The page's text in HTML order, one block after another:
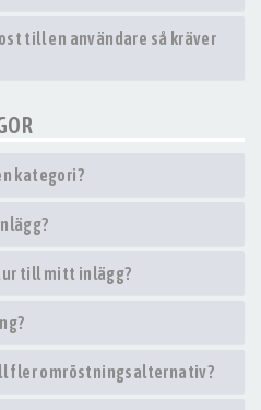
till en användare så kräver
kategori?
till mitt inlägg?
fler omröstningsalternativ?